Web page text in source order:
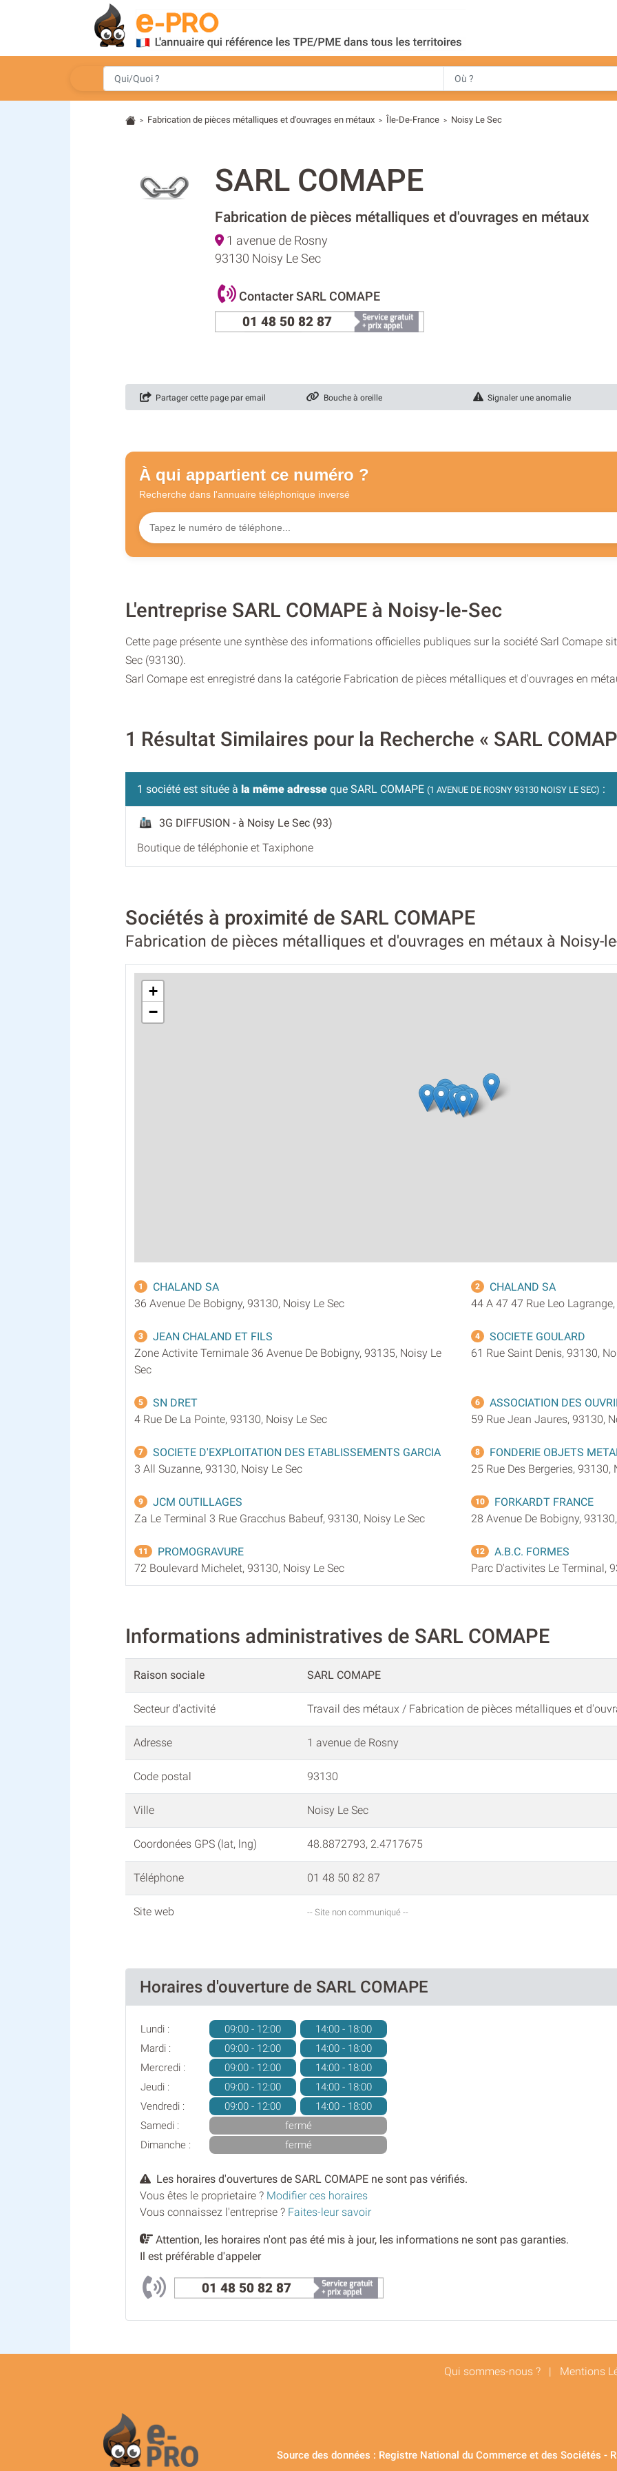
> Fabrication de pièces métalliques et d'ouvrages en métaux > Île-De-France > Noisy Le Sec
SARL COMAPE
Fabrication de pièces métalliques et d'ouvrages en métaux
1 avenue de Rosny
93130 Noisy Le Sec
Contacter SARL COMAPE
01 48 50 82 87
Partager cette page par email Bouche à oreille Signaler une anomalie
À qui appartient ce numéro ?
Recherche dans l'annuaire téléphonique inversé
L'entreprise SARL COMAPE à Noisy-le-Sec
Cette page présente une synthèse des informations officielles publiques sur la société Sarl Comape
Sec (93130).
Sarl Comape est enregistré dans la catégorie Fabrication de pièces métalliques et d'ouvrages en
1 Résultat Similaires pour la Recherche « SARL
1 société est située à la même adresse que SARL COMAPE (1 AVENUE DE ROSNY 93130 NOISY LE SEC) :
3G DIFFUSION - à Noisy Le Sec (93)
Boutique de téléphonie et Taxiphone
Sociétés à proximité de SARL COMAPE
Fabrication de pièces métalliques et d'ouvrages en métaux à Noisy-
+
−
1
CHALAND SA
36 Avenue De Bobigny, 93130, Noisy Le Sec
2
CHALAND SA
44 A 47 47 Rue Leo
3
JEAN CHALAND ET FILS
Zone Activite Ternimale 36 Avenue De Bobigny, 93135, Noisy Le
Sec
4
SOCIETE GOULARD
61 Rue Saint Denis, 93130,
5
SN DRET
4 Rue De La Pointe, 93130, Noisy Le Sec
6
ASSOCIATION DES
59 Rue Jean Jaures, 93130,
7
SOCIETE D'EXPLOITATION DES ETABLISSEMENTS GARCIA
3 All Suzanne, 93130, Noisy Le Sec
8
FONDERIE OBJETS
25 Rue Des Bergeries, 93130,
9
JCM OUTILLAGES
Za Le Terminal 3 Rue Gracchus Babeuf, 93130, Noisy Le Sec
10
FORKARDT FRANCE
28 Avenue De Bobigny,
11
PROMOGRAVURE
72 Boulevard Michelet, 93130, Noisy Le Sec
12
A.B.C. FORMES
Parc D'activites Le Terminal,
Informations administratives de SARL COMAPE
Raison sociale SARL COMAPE
Secteur d'activité Travail des métaux / Fabrication de pièces métalliques et
Adresse 1 avenue de Rosny
Code postal 93130
Ville Noisy Le Sec
Coordonées GPS (lat, lng) 48.8872793, 2.4717675
Téléphone 01 48 50 82 87
Site web -- Site non communiqué --
Horaires d'ouverture de SARL COMAPE
Lundi : 09:00 - 12:00
14:00 - 18:00
Mardi :
09:00 - 12:00
14:00 - 18:00
Mercredi :
09:00 - 12:00
14:00 - 18:00
Jeudi :
09:00 - 12:00
14:00 - 18:00
Vendredi :
09:00 - 12:00
14:00 - 18:00
Samedi :
fermé
Dimanche :
fermé
Les horaires d'ouvertures de SARL COMAPE ne sont pas vérifiés.
Vous êtes le proprietaire ? Modifier ces horaires
Vous connaissez l'entreprise ? Faites-leur savoir
Attention, les horaires n'ont pas été mis à jour, les informations ne sont pas garanties.
Il est préférable d'appeler
01 48 50 82 87
Qui sommes-nous ? | Mentions
Source des données : Registre National du Commerce et des Sociétés -